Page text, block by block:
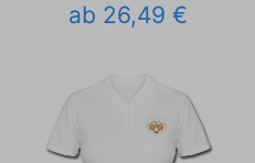
ab 26,49 €